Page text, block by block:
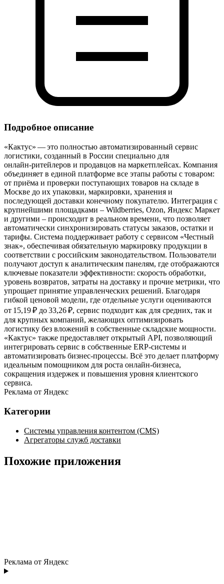
Подробное описание
«Кактус» — это полностью автоматизированный сервис
логистики, созданный в России специально для
онлайн‑ритейлеров и продавцов на маркетплейсах. Компания
объединяет в единой платформе все этапы работы с товаром:
от приёма и проверки поступающих товаров на складе в
Москве до их упаковки, маркировки, хранения и
последующей доставки конечному покупателю. Интеграция с
крупнейшими площадками – Wildberries, Ozon, Яндекс Маркет
и другими – происходит в реальном времени, что позволяет
автоматически синхронизировать статусы заказов, остатки и
тарифы. Система поддерживает работу с сервисом «Честный
знак», обеспечивая обязательную маркировку продукции в
соответствии с российским законодательством. Пользователи
получают доступ к аналитическим панелям, где отображаются
ключевые показатели эффективности: скорость обработки,
уровень возвратов, затраты на доставку и прочие метрики, что
упрощает принятие управленческих решений. Благодаря
гибкой ценовой модели, где отдельные услуги оцениваются
от 15,19 ₽ до 33,26 ₽, сервис подходит как для средних, так и
для крупных компаний, желающих оптимизировать
логистику без вложений в собственные складские мощности.
«Кактус» также предоставляет открытый API, позволяющий
интегрировать сервис в собственные ERP‑системы и
автоматизировать бизнес‑процессы. Всё это делает платформу
идеальным помощником для роста онлайн‑бизнеса,
сокращения издержек и повышения уровня клиентского
сервиса.
Реклама от Яндекс
Категории
Системы управления контентом (CMS)
Агрегаторы служб доставки
Похожие приложения
Реклама от Яндекс